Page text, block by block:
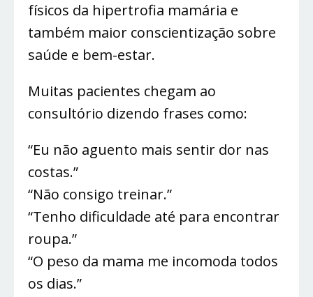
físicos da hipertrofia mamária e
também maior conscientização sobre
saúde e bem-estar.
Muitas pacientes chegam ao
consultório dizendo frases como:
“Eu não aguento mais sentir dor nas
costas.”
“Não consigo treinar.”
“Tenho dificuldade até para encontrar
roupa.”
“O peso da mama me incomoda todos
os dias.”